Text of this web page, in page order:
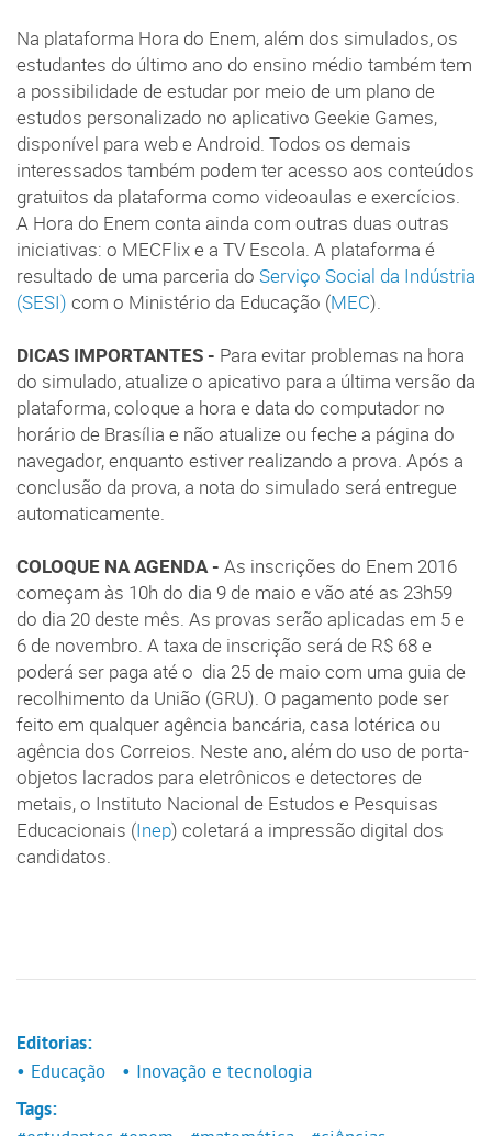
Na plataforma Hora do Enem, além dos simulados, os
estudantes do último ano do ensino médio também tem
a possibilidade de estudar por meio de um plano de
estudos personalizado no aplicativo Geekie Games,
disponível para web e Android. Todos os demais
interessados também podem ter acesso aos conteúdos
gratuitos da plataforma como videoaulas e exercícios.
A Hora do Enem conta ainda com outras duas outras
iniciativas: o MECFlix e a TV Escola. A plataforma é
resultado de uma parceria do Serviço Social da Indústria
(SESI) com o Ministério da Educação (MEC).
DICAS IMPORTANTES - Para evitar problemas na hora
do simulado, atualize o apicativo para a última versão da
plataforma, coloque a hora e data do computador no
horário de Brasília e não atualize ou feche a página do
navegador, enquanto estiver realizando a prova. Após a
conclusão da prova, a nota do simulado será entregue
automaticamente.
COLOQUE NA AGENDA - As inscrições do Enem 2016
começam às 10h do dia 9 de maio e vão até as 23h59
do dia 20 deste mês. As provas serão aplicadas em 5 e
6 de novembro. A taxa de inscrição será de R$ 68 e
poderá ser paga até o dia 25 de maio com uma guia de
recolhimento da União (GRU). O pagamento pode ser
feito em qualquer agência bancária, casa lotérica ou
agência dos Correios. Neste ano, além do uso de porta-
objetos lacrados para eletrônicos e detectores de
metais, o Instituto Nacional de Estudos e Pesquisas
Educacionais (Inep) coletará a impressão digital dos
candidatos.
Editorias:
• Educação
• Inovação e tecnologia
Tags: